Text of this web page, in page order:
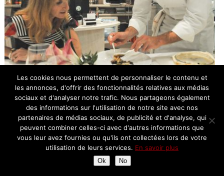
Christopher découpe la croûte avec délicatesse avant de dresser
les assiettes.
Les cookies nous permettent de personnaliser le contenu et
les annonces, d'offrir des fonctionnalités relatives aux médias
sociaux et d'analyser notre trafic. Nous partageons également
des informations sur l'utilisation de notre site avec nos
partenaires de médias sociaux, de publicité et d'analyse, qui
peuvent combiner celles-ci avec d'autres informations que
vous leur avez fournies ou qu'ils ont collectées lors de votre
utilisation de leurs services. En savoir plus
Ok No